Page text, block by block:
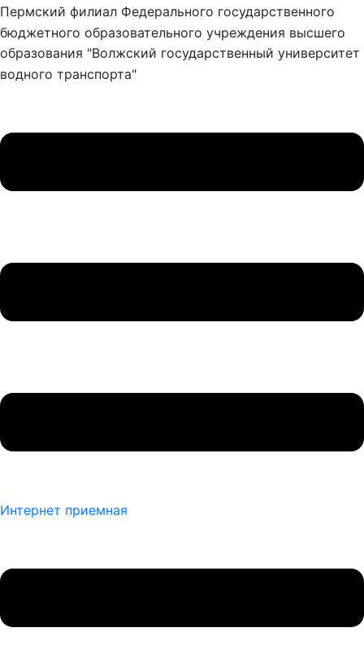
Пермский филиал Федерального государственного
бюджетного образовательного учреждения высшего
образования "Волжский государственный университет
водного транспорта"
Интернет приемная